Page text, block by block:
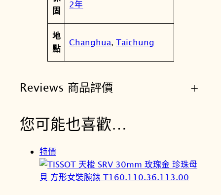
固
2年
地
點
Changhua,Taichung
Reviews 商品評價 +
您可能也喜歡…
特價